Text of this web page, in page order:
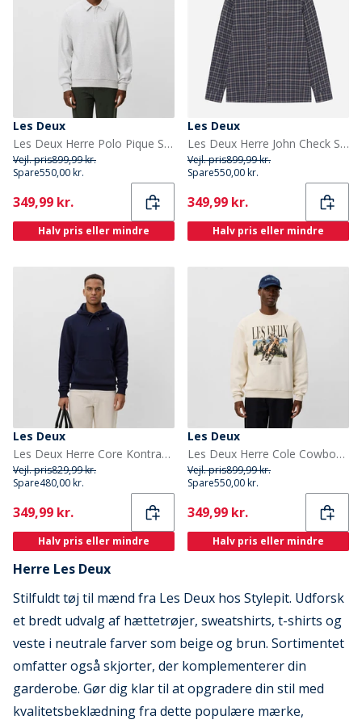
Les Deux
Les Deux Herre Polo Pique Sweatshirt Snow Melange
Vejl. pris899,99 kr.
Spare550,00 kr.
Current
349,99 kr.
Halv pris eller mindre
Les Deux
Les Deux Herre John Check Skjorte Dark Sand
Vejl. pris899,99 kr.
Spare550,00 kr.
Current
349,99 kr.
Halv pris eller mindre
Les Deux
Les Deux Herre Core Kontrast Hættetrøje Dark Navy
Vejl. pris829,99 kr.
Spare480,00 kr.
Current
349,99 kr.
Halv pris eller mindre
Les Deux
Les Deux Herre Cole Cowboy Sweatshirt Ivory
Vejl. pris899,99 kr.
Spare550,00 kr.
Current
349,99 kr.
Halv pris eller mindre
Herre Les Deux
Stilfuldt tøj til mænd fra Les Deux hos Stylepit. Udforsk
et bredt udvalg af hættetrøjer, sweatshirts, t-shirts og
veste i neutrale farver som beige og brun. Sortimentet
omfatter også skjorter, der komplementerer din
garderobe. Gør dig klar til at opgradere din stil med
kvalitetsbeklædning fra dette populære mærke,